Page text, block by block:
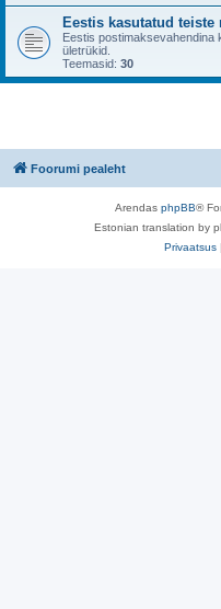
Eestis kasutatud
Eestis postimaksevahendina
ületrükid.
Teemasid: 30
Foorumi pealeht
Arendas phpBB®
Estonian translation by
Privaatsus